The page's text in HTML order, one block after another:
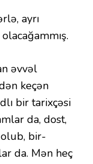
ayrı
əvvəl
keçən
bir tarixçəsi
da, dost,
bir-
da. Mən heç